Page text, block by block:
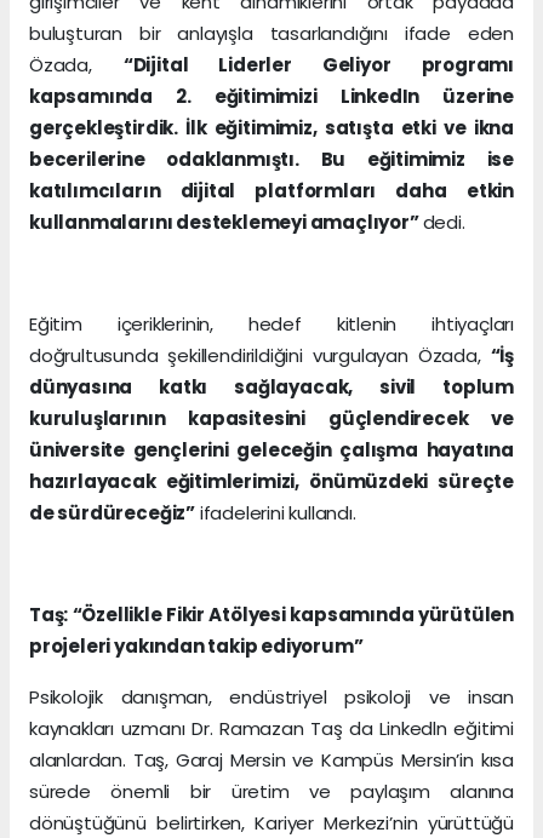
buluşturan bir anlayışla tasarlandığını ifade eden
Özada, “Dijital Liderler Geliyor programı
kapsamında 2. eğitimimizi LinkedIn üzerine
gerçekleştirdik. İlk eğitimimiz, satışta etki ve ikna
becerilerine odaklanmıştı. Bu eğitimimiz ise
katılımcıların dijital platformları daha etkin
kullanmalarını desteklemeyi amaçlıyor”dedi.
Eğitim içeriklerinin, hedef kitlenin ihtiyaçları
doğrultusunda şekillendirildiğini vurgulayan Özada, “İş
dünyasına katkı sağlayacak, sivil toplum
kuruluşlarının kapasitesini güçlendirecek ve
üniversite gençlerini geleceğin çalışma hayatına
hazırlayacak eğitimlerimizi, önümüzdeki süreçte
de sürdüreceğiz”ifadelerini kullandı.
Taş: “Özellikle Fikir Atölyesi kapsamında yürütülen
projeleri yakından takip ediyorum”
Psikolojik danışman, endüstriyel psikoloji ve insan
kaynakları uzmanı Dr. Ramazan Taş da Linkedln eğitimi
alanlardan. Taş, Garaj Mersin ve Kampüs Mersin’in kısa
sürede önemli bir üretim ve paylaşım alanına
dönüştüğünü belirtirken, Kariyer Merkezi’nin yürüttüğü